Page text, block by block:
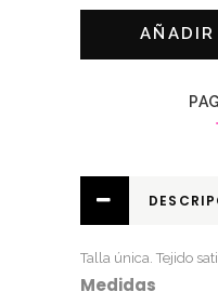
Talla única. Tejido
Medidas